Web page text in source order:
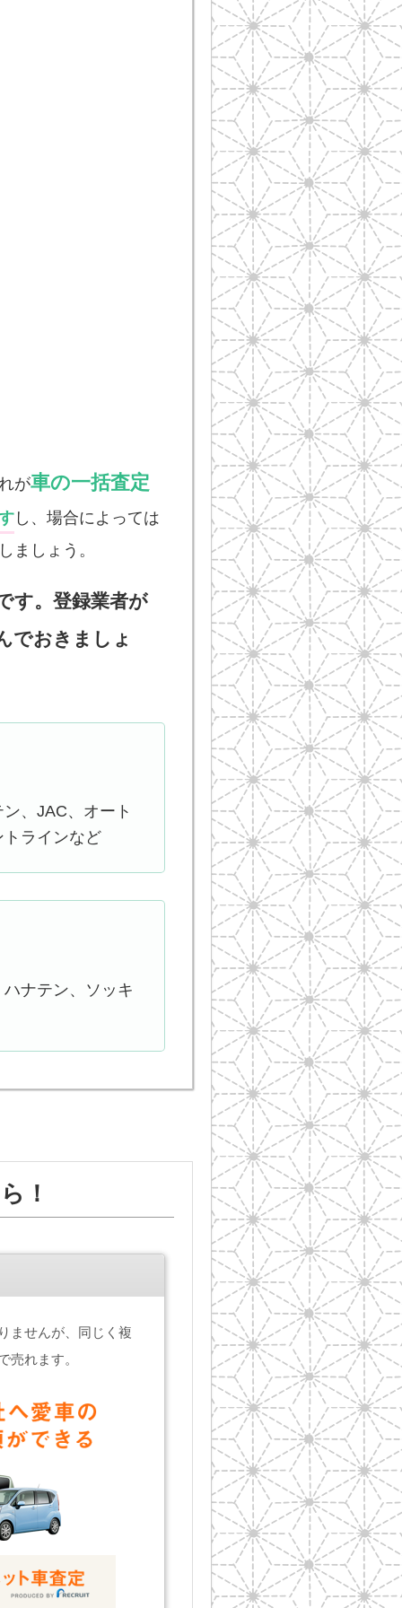
が車の一括査定
し、場合によっては
ましょう。
す。登録業者が
でおきましょ
、JAC、オート
ラインなど
ナテン、ソッキ
！
ませんが、同じく複
売れます。